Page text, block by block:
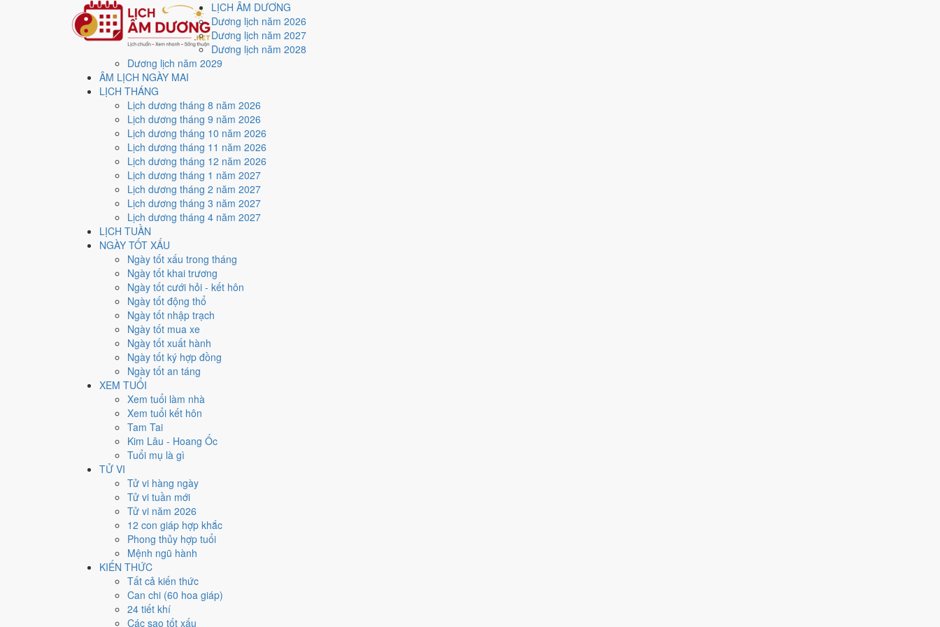
LỊCH ÂM DƯƠNG
Dương lịch năm 2026
Dương lịch năm 2027
Dương lịch năm 2028
Dương lịch năm 2029
ÂM LỊCH NGÀY MAI
LỊCH THÁNG
Lịch dương tháng 8 năm 2026
Lịch dương tháng 9 năm 2026
Lịch dương tháng 10 năm 2026
Lịch dương tháng 11 năm 2026
Lịch dương tháng 12 năm 2026
Lịch dương tháng 1 năm 2027
Lịch dương tháng 2 năm 2027
Lịch dương tháng 3 năm 2027
Lịch dương tháng 4 năm 2027
LỊCH TUẦN
NGÀY TỐT XẤU
Ngày tốt xấu trong tháng
Ngày tốt khai trương
Ngày tốt cưới hỏi - kết hôn
Ngày tốt động thổ
Ngày tốt nhập trạch
Ngày tốt mua xe
Ngày tốt xuất hành
Ngày tốt ký hợp đồng
Ngày tốt an táng
XEM TUỔI
Xem tuổi làm nhà
Xem tuổi kết hôn
Tam Tai
Kim Lâu - Hoang Ốc
Tuổi mụ là gì
TỬ VI
Tử vi hàng ngày
Tử vi tuần mới
Tử vi năm 2026
12 con giáp hợp khắc
Phong thủy hợp tuổi
Mệnh ngũ hành
KIẾN THỨC
Tất cả kiến thức
Can chi (60 hoa giáp)
24 tiết khí
Các sao tốt xấu
Trang chủ
Lịch năm 2026
Tháng 12/2026
Ngày 13/12/2026 (Tân Dậu)
Xem ngày13/12/2026
Ngày 13/12/2026 dương lịch (Chủ Nhật) là ngày 5/11/2026 âm lịch
điểm trung bình6.9/10cho các việc quan trọng. Giờ Hoàng Đạo trong ngày:
Ngày Dương
Chủ Nhật
Tháng 12 năm 2026
Tháng 11 âm năm 2026
Tân Dậu
Ngày Tân Dậu có Trực
Sửu, Tỵ, Thìnhợp ngày; tuổi
Ngày 13/12/2026 tốt hay xấu cho việc gì?
Ngày 13/12/2026 đạt
Sao Minh Đường hoàng đạo nên điểm từng việc chênh nhau như bảng dưới.
Cưới hỏi - đính hôn
Rất tốt